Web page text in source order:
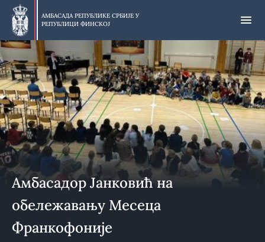
Прескочи
главни
део
АМБАСАДА РЕПУБЛИКЕ СРБИЈЕ У
РЕПУБЛИЦИ ФИНСКОЈ
Амбасадор Јанковић на
обележавању Месеца
Франкофоније